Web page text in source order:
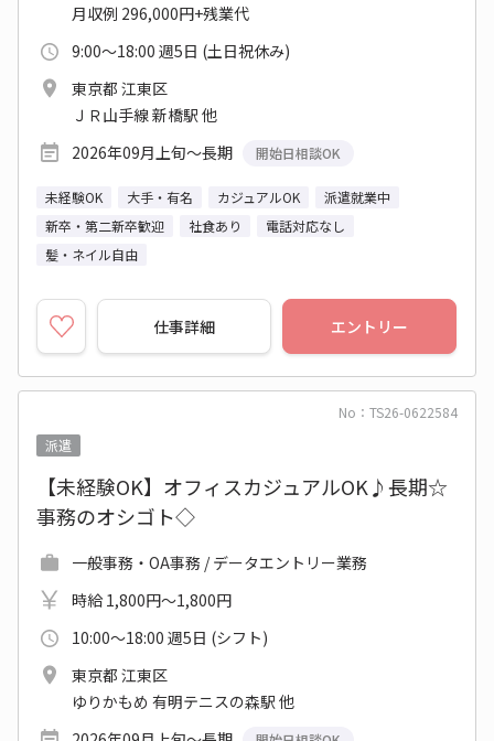
月収例 296,000円+残業代
9:00～18:00 週5日 (土日祝休み)
東京都 江東区
ＪＲ山手線 新橋駅 他
2026年09月上旬～長期
開始日相談OK
未経験OK 大手・有名 カジュアルOK
派遣就業中
新卒・第二新卒歓迎
社食あり
電話対応なし
髪・ネイル自由
仕事詳細 エントリー
No：TS26-0622584
派遣
【未経験OK】オフィスカジュアルOK♪長期☆
事務のオシゴト◇
一般事務・OA事務 / データエントリー業務
時給 1,800円～1,800円
10:00～18:00 週5日 (シフト)
東京都 江東区
ゆりかもめ 有明テニスの森駅 他